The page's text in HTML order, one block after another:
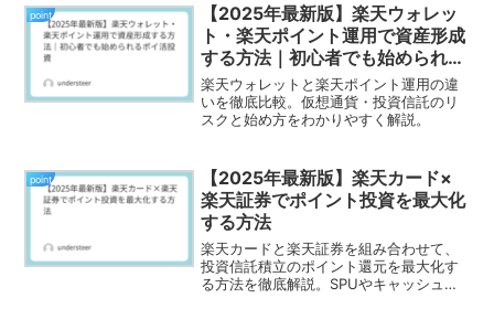
point
【2025年最新版】楽天ウォレッ
ト・楽天ポイント運用で資産形成
する方法｜初心者でも始められる
ポイ活投資
楽天ウォレットと楽天ポイント運用の違
いを徹底比較。仮想通貨・投資信託のリ
スクと始め方をわかりやすく解説。
point
【2025年最新版】楽天カード×
楽天証券でポイント投資を最大化
する方法
楽天カードと楽天証券を組み合わせて、
投資信託積立のポイント還元を最大化す
る方法を徹底解説。SPUやキャッシュ決